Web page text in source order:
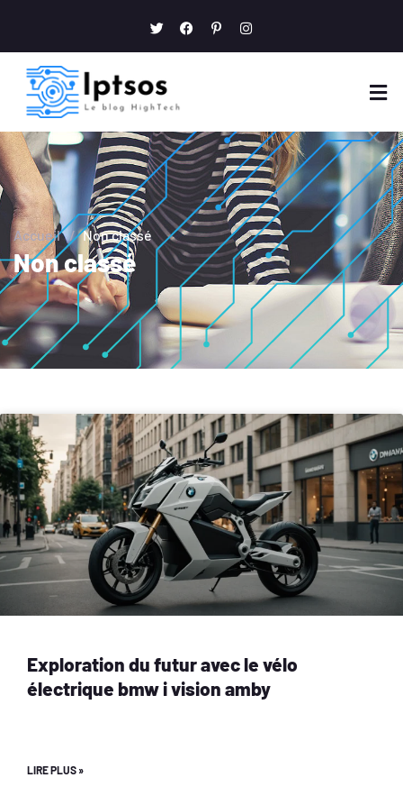
Accueil / Non classé
Non classé
Exploration du futur avec le vélo
électrique bmw i vision amby
LIRE PLUS »